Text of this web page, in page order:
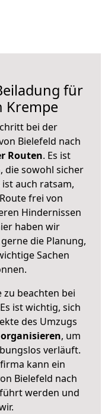
für
Krempe
bei der
Bielefeld nach
Routen. Es ist
die sowohl sicher
auch ratsam,
frei von
Hindernissen
haben wir
die Planung,
Sachen
zu beachten bei
ist wichtig, sich
des Umzugs
organisieren, um
verläuft.
kann ein
Bielefeld nach
werden und